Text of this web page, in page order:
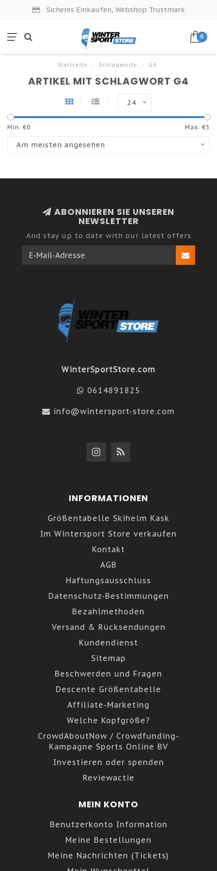
Sicheres Einkaufen, Webshop Trustmark
0
Startseite / Schlagworte / G4
ARTIKEL MIT SCHLAGWORT G4
24
Min: €0 Max: €5
Am meisten angesehen
ABONNIEREN SIE UNSEREN
NEWSLETTER
And stay up to date with our latest offers
WinterSportStore.com
0614891825
info@wintersport-store.com
INFORMATIONEN
Größentabelle Skihelm Kask
Im Wintersport Store verkaufen
Kontakt
AGB
Haftungsausschluss
Datenschutz-Bestimmungen
Bezahlmethoden
Versand & Rücksendungen
Kundendienst
Sitemap
Beschwerden und Fragen
Descente Größentabelle
Affiliate-Marketing
Welche Kopfgröße?
CrowdAboutNow / Crowdfunding-
Kampagne Sports Online BV
Investieren oder spenden
Reviewactie
MEIN KONTO
Benutzerkonto Information
Meine Bestellungen
Meine Nachrichten (Tickets)